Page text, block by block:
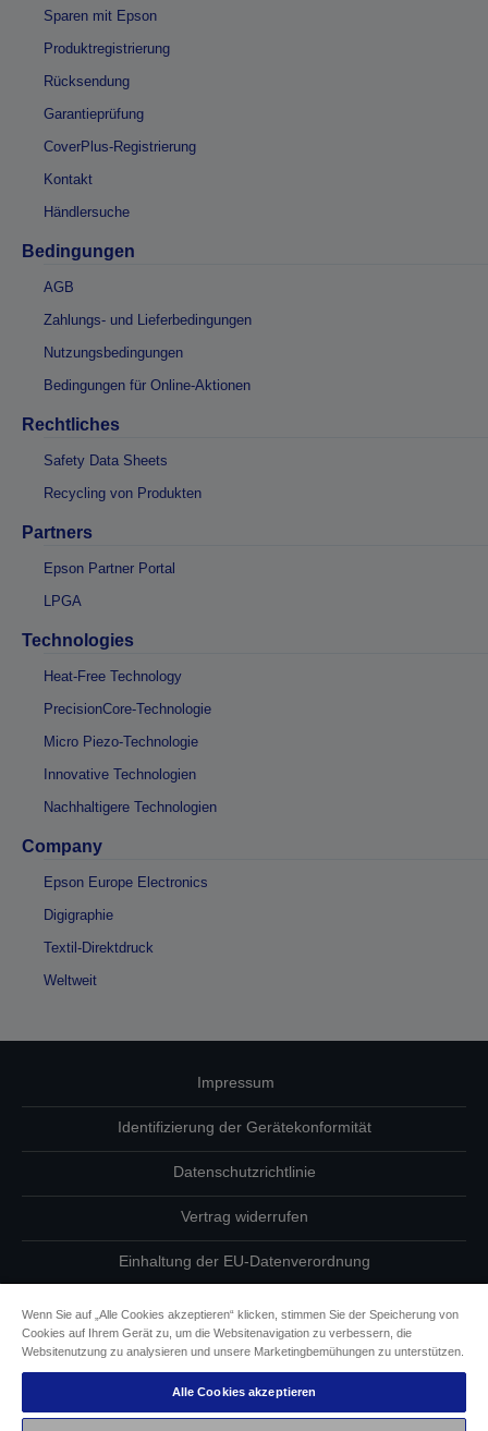
Sparen mit Epson
Produktregistrierung
Rücksendung
Garantieprüfung
CoverPlus-Registrierung
Kontakt
Händlersuche
Bedingungen
AGB
Zahlungs- und Lieferbedingungen
Nutzungsbedingungen
Bedingungen für Online-Aktionen
Rechtliches
Safety Data Sheets
Recycling von Produkten
Partners
Epson Partner Portal
LPGA
Technologies
Heat-Free Technology
PrecisionCore-Technologie
Micro Piezo-Technologie
Innovative Technologien
Nachhaltigere Technologien
Company
Epson Europe Electronics
Digigraphie
Textil-Direktdruck
Weltweit
Impressum
Identifizierung der Gerätekonformität
Datenschutzrichtlinie
Vertrag widerrufen
Einhaltung der EU-Datenverordnung
Informationen zu Cookies
Epson Engagement für Barrierefreiheit
Wenn Sie auf „Alle Cookies akzeptieren“ klicken, stimmen Sie der Speicherung von
Cookies auf Ihrem Gerät zu, um die Websitenavigation zu verbessern, die
Websitenutzung zu analysieren und unsere Marketingbemühungen zu unterstützen.
Alle Cookies akzeptieren